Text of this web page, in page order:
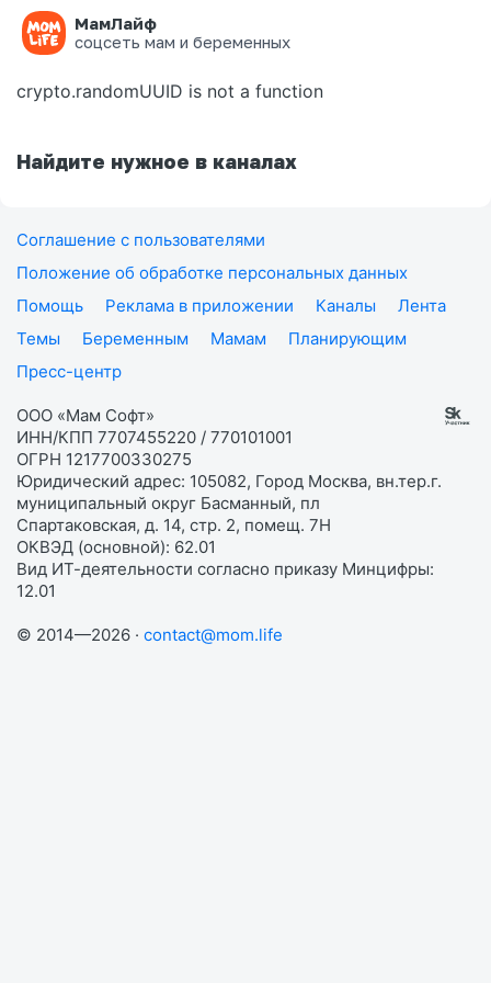
МамЛайф
соцсеть мам и беременных
Ошибка на странице
crypto.randomUUID is not a function
Найдите нужное в каналах
Соглашение с пользователями
Положение об обработке персональных данных
Помощь
Реклама в приложении Каналы
Лента
Темы
Беременным Мамам
Планирующим
Пресс-центр
ООО «Мам Софт»
ИНН/КПП 7707455220 / 770101001
ОГРН 1217700330275
Юридический адрес: 105082, Город Москва, вн.тер.г.
муниципальный округ Басманный, пл
Спартаковская, д. 14, стр. 2, помещ. 7Н
ОКВЭД (основной): 62.01
Вид ИТ-деятельности согласно приказу Минцифры:
12.01
© 2014—2026 · contact@mom.life